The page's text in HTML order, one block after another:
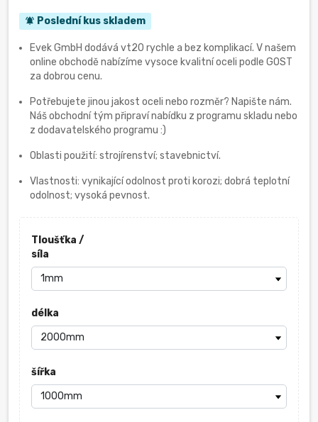
notifications_active Poslední kus skladem
Evek GmbH dodává vt20 rychle a bez komplikací. V našem
online obchodě nabízíme vysoce kvalitní oceli podle GOST
za dobrou cenu.
Potřebujete jinou jakost oceli nebo rozměr? Napište nám.
Náš obchodní tým připraví nabídku z programu skladu nebo
z dodavatelského programu :)
Oblasti použití: strojírenství; stavebnictví.
Vlastnosti: vynikající odolnost proti korozi; dobrá teplotní
odolnost; vysoká pevnost.
Tloušťka /
síla
délka
šířka